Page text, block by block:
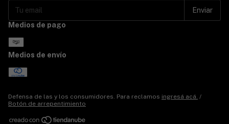
Medios de pago
Medios de envío
Defensa de las y los consumidores. Para reclamos ingresá acá. /
Botón de arrepentimiento